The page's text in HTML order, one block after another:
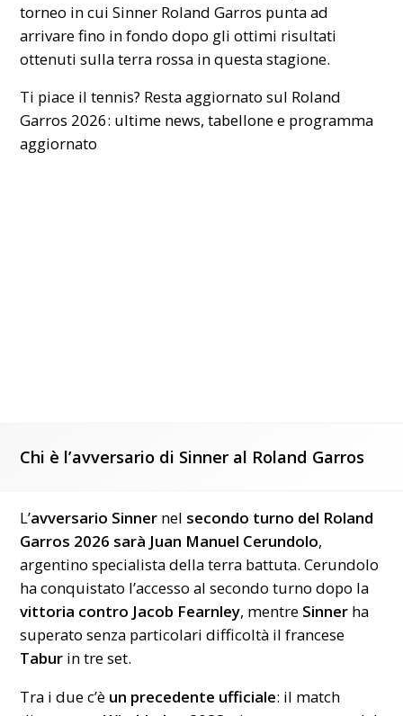
torneo in cui Sinner Roland Garros punta ad
arrivare fino in fondo dopo gli ottimi risultati
ottenuti sulla terra rossa in questa stagione.
Ti piace il tennis? Resta aggiornato sul Roland
Garros 2026: ultime news, tabellone e programma
aggiornato
Chi è l’avversario di Sinner al Roland Garros
L’avversario Sinner nel secondo turno del Roland
Garros 2026 sarà Juan Manuel Cerundolo,
argentino specialista della terra battuta. Cerundolo
ha conquistato l’accesso al secondo turno dopo la
vittoria contro Jacob Fearnley, mentre Sinner ha
superato senza particolari difficoltà il francese
Tabur in tre set.
Tra i due c’è un precedente ufficiale: il match